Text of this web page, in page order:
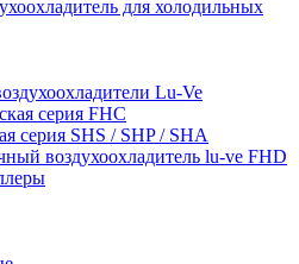
для холодильных
Lu-Ve
серия FHC
серия SHS / SHP / SHA
воздухоохладитель lu-ve FHD